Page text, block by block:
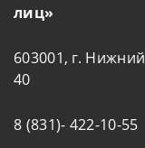
лиц»
603001, г.
40
8 (831)- 422-10-55